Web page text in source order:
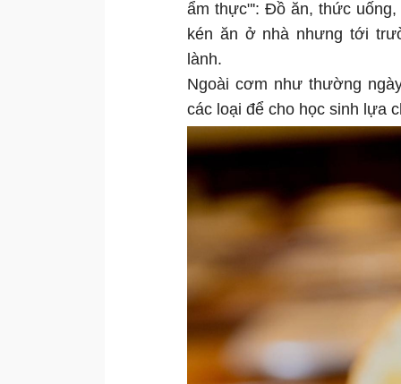
ẩm thực"': Đồ ăn, thức
kén ăn ở nhà nhưng tới
lành.
Ngoài cơm như thường
các loại để cho học sinh lựa